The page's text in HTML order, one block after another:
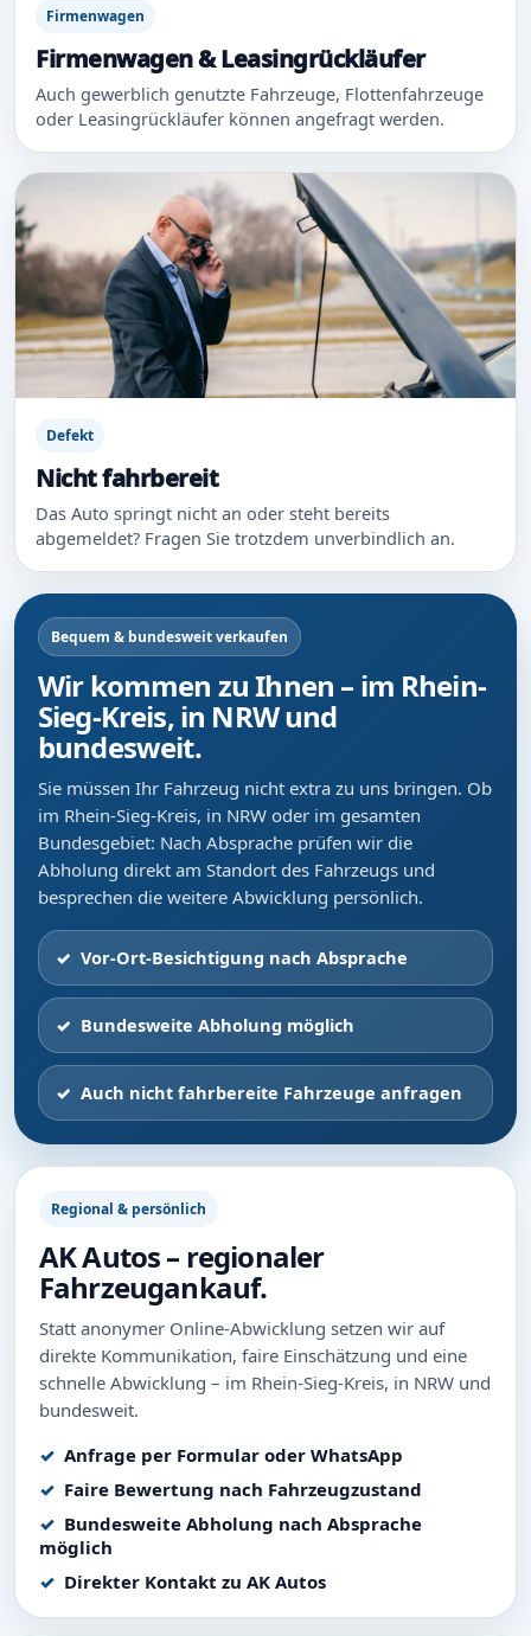
Firmenwagen
Firmenwagen & Leasingrückläufer
Auch gewerblich genutzte Fahrzeuge, Flottenfahrzeuge
oder Leasingrückläufer können angefragt werden.
Defekt
Nicht fahrbereit
Das Auto springt nicht an oder steht bereits
abgemeldet? Fragen Sie trotzdem unverbindlich an.
Bequem & bundesweit verkaufen
Wir kommen zu Ihnen – im Rhein-
Sieg-Kreis, in NRW und
bundesweit.
Sie müssen Ihr Fahrzeug nicht extra zu uns bringen. Ob
im Rhein-Sieg-Kreis, in NRW oder im gesamten
Bundesgebiet: Nach Absprache prüfen wir die
Abholung direkt am Standort des Fahrzeugs und
besprechen die weitere Abwicklung persönlich.
Vor-Ort-Besichtigung nach Absprache
Bundesweite Abholung möglich
Auch nicht fahrbereite Fahrzeuge anfragen
Regional & persönlich
AK Autos – regionaler
Fahrzeugankauf.
Statt anonymer Online-Abwicklung setzen wir auf
direkte Kommunikation, faire Einschätzung und eine
schnelle Abwicklung – im Rhein-Sieg-Kreis, in NRW und
bundesweit.
Anfrage per Formular oder WhatsApp
Faire Bewertung nach Fahrzeugzustand
Bundesweite Abholung nach Absprache
möglich
Direkter Kontakt zu AK Autos